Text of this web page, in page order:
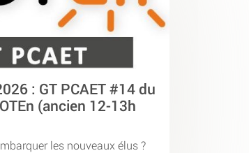
: GT PCAET #14 du
(ancien 12-13h
les nouveaux élus ?